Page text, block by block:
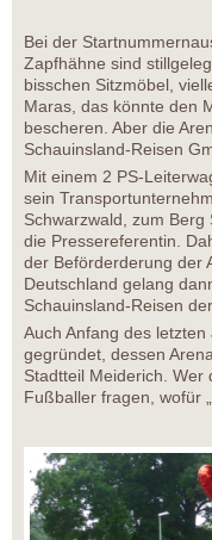
Bei der
Zapfhähne sind
bisschen Sitzmöbel,
Maras, das könnte den
bescheren. Aber die
Schauinsland-Reisen
Mit einem 2 PS-
sein
Schwarzwald, zum
die Pressereferentin.
der Beförderderung der
Deutschland gelang
Schauinsland-Reisen
Auch Anfang des
gegründet, dessen
Stadtteil Meiderich. Wer
Fußballer fragen, wofür